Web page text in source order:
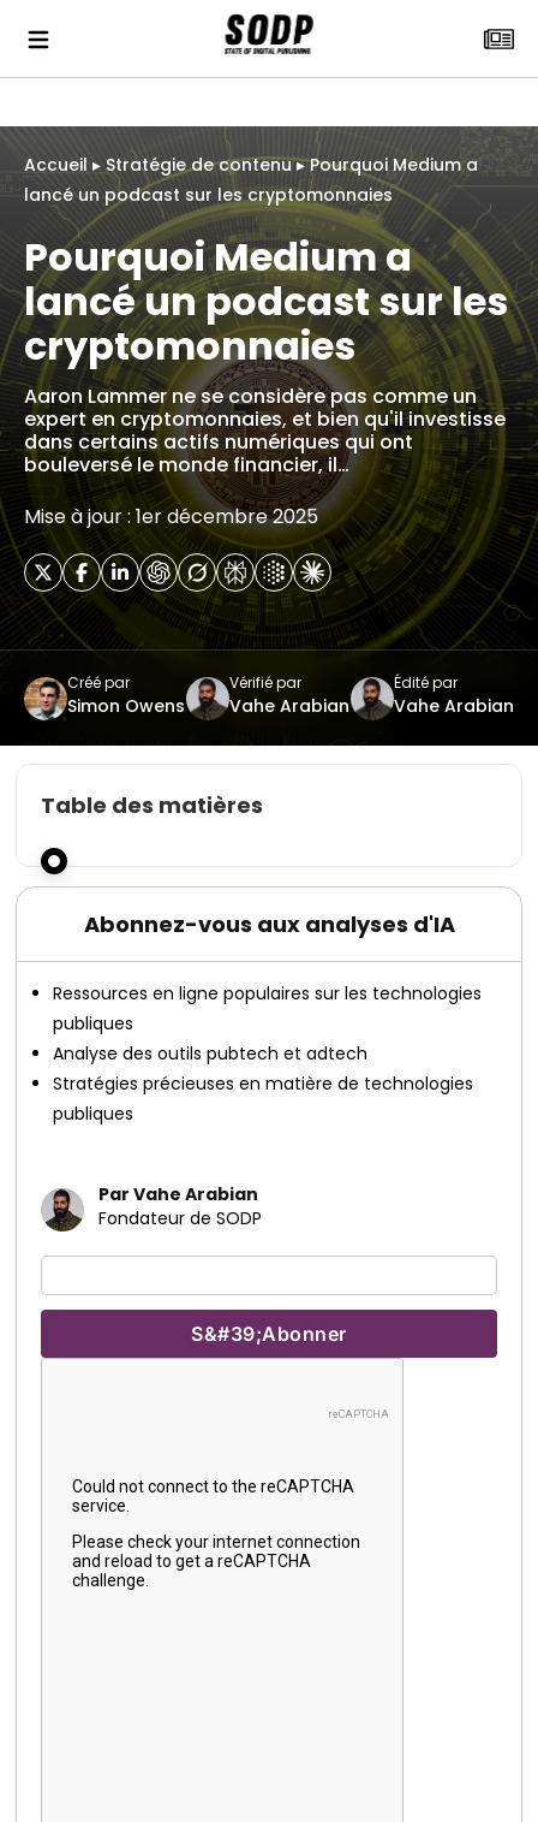
Accueil ▸ Stratégie de contenu▸Pourquoi Medium a
lancé un podcast sur les cryptomonnaies
Pourquoi Medium a
lancé un podcast sur les
cryptomonnaies
Aaron Lammer ne se considère pas comme un
expert en cryptomonnaies, et bien qu'il investisse
dans certains actifs numériques qui ont
bouleversé le monde financier, il…
Mise à jour : 1er décembre 2025
Créé par
Simon Owens
Vérifié par
Vahe Arabian
Édité par
Vahe Arabian
Table des matières
Abonnez-vous aux analyses d'IA
Ressources en ligne populaires sur les technologies
publiques
Analyse des outils pubtech et adtech
Stratégies précieuses en matière de technologies
publiques
Par Vahe Arabian
Fondateur de SODP